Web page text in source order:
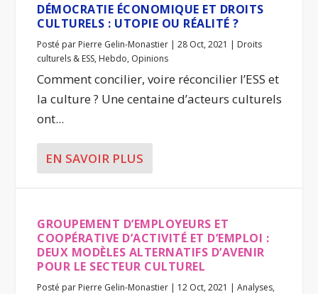
DÉMOCRATIE ÉCONOMIQUE ET DROITS
CULTURELS : UTOPIE OU RÉALITÉ ?
Posté par Pierre Gelin-Monastier |28 Oct, 2021 | Droits
culturels & ESS, Hebdo, Opinions
Comment concilier, voire réconcilier l’ESS et
la culture ? Une centaine d’acteurs culturels
ont...
EN SAVOIR PLUS
GROUPEMENT D’EMPLOYEURS ET
COOPÉRATIVE D’ACTIVITÉ ET D’EMPLOI :
DEUX MODÈLES ALTERNATIFS D’AVENIR
POUR LE SECTEUR CULTUREL
Posté par Pierre Gelin-Monastier | 12 Oct, 2021 |Analyses,